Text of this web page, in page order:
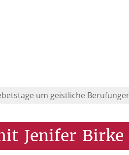
um geistliche
Jenifer Birke